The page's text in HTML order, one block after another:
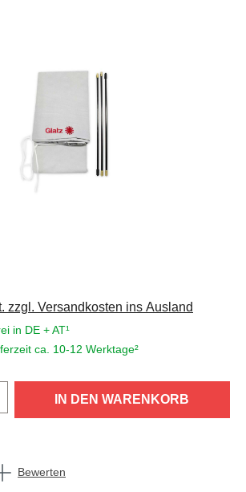
zzgl. Versandkosten ins Ausland
in DE + AT¹
ca. 10-12 Werktage²
Gib den gewünschten
IN DEN WARENKORB
Bewerten